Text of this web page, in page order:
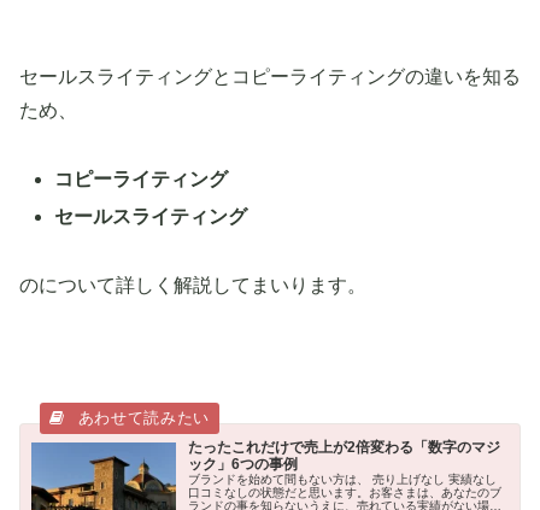
セールスライティングとコピーライティングの違いを知る
ため、
コピーライティング
セールスライティング
のについて詳しく解説してまいります。
たったこれだけで売上が2倍変わる「数字のマジ
ック」6つの事例
ブランドを始めて間もない方は、 売り上げなし 実績なし
口コミなしの状態だと思います。お客さまは、あなたのブ
ランドの事を知らないうえに、売れている実績がない場合